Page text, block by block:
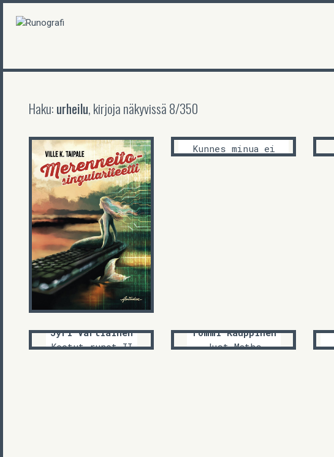
Haku:urheilu, kirjoja näkyvissä8/350
Ville K. Taipale
Merenneitosingulariteetti
Raisa Jäntti
Kunnes minua ei
jää
Jyri Vartiainen
Kootut runot II
Tommi Kauppinen
Just Maths